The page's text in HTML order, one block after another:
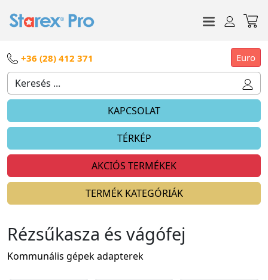
+36 (28) 412 371 Euro
KAPCSOLAT
TÉRKÉP
AKCIÓS TERMÉKEK
TERMÉK KATEGÓRIÁK
Rézsűkasza és vágófej
Kommunális gépek adapterek